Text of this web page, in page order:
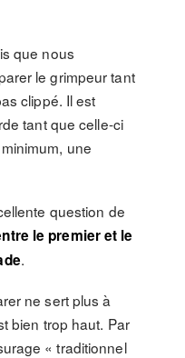
que nous
le grimpeur tant
clippé. Il est
tant que celle-ci
une
question de
le premier et le
.
ne sert plus à
bien trop haut. Par
« traditionnel